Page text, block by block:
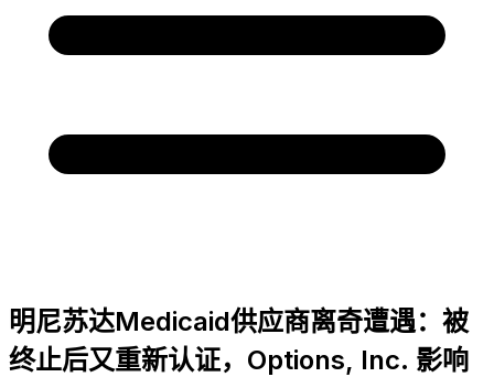
明尼苏达Medicaid供应商离奇遭遇：被
终止后又重新认证，Options, Inc. 影响